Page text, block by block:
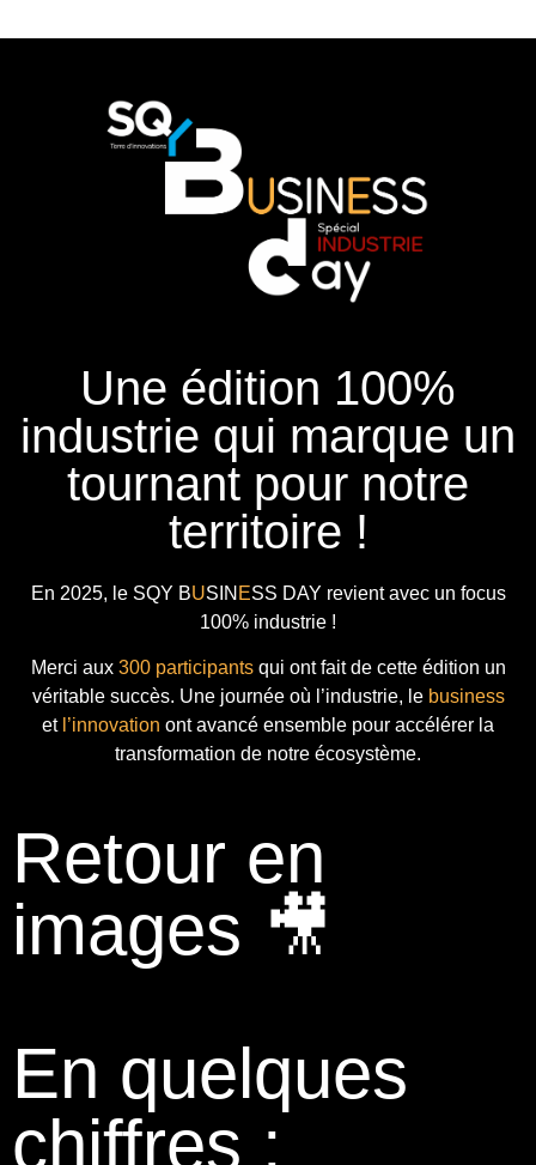
Une édition 100%
industrie qui marque un
tournant pour notre
territoire !
En 2025, le SQY BUSIN ESS DAY revient avec un focus
100% industrie !
Merci aux 300 participantsqui ont fait de cette édition un
véritable succès. Une journée où l’industrie, le business
et l’innovation ont avancé ensemble pour accélérer la
transformation de notre écosystème.
Retour en
images 🎥
En quelques
chiffres :